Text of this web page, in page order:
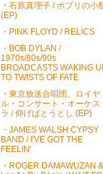
・石原真理子 / ポプリの小
(EP)
・PINK FLOYD / RELICS
・BOB DYLAN /
1970s/80s/90s
BROADCASTS WAKING
TO TWISTS OF FATE
・東京放送合唱団、ロイヤ
ル・コンサート・オーケス
ラ / 仰げばとうとし (EP)
・JAMES WALSH CYPSY
BAND / I'VE GOT THE
FEELIN'
・ROGER DAMAWUZAN &